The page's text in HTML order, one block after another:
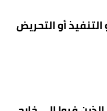
أو التحريض